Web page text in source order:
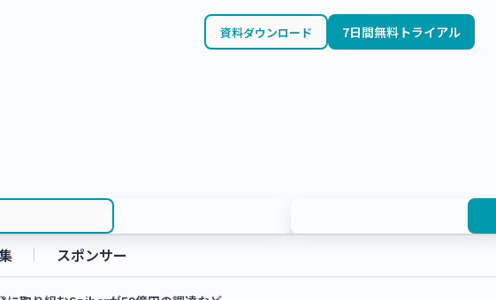
資料ダウンロード 7日間無料トライアル
スポンサー